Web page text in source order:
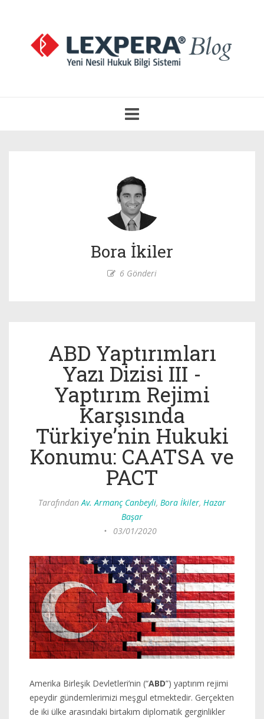
Aç
Bora İkiler
6 Gönderi
ABD Yaptırımları
Yazı Dizisi III -
Yaptırım Rejimi
Karşısında
Türkiye’nin Hukuki
Konumu: CAATSA ve
PACT
TarafındanAv. Armanç Canbeyli, Bora İkiler, Hazar
Başar
•
03/01/2020
Amerika Birleşik Devletleri’nin (“ABD”) yaptırım rejimi
epeydir gündemlerimizi meşgul etmektedir. Gerçekten
de iki ülke arasındaki birtakım diplomatik gerginlikler